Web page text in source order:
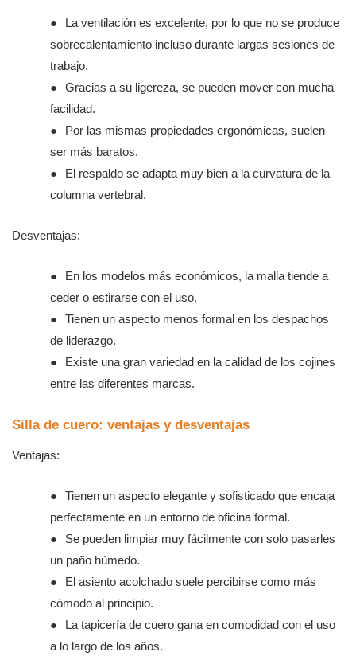
●
La ventilación es excelente, por lo que no se produce
sobrecalentamiento incluso durante largas sesiones de
trabajo.
●
Gracias a su ligereza, se pueden mover con mucha
facilidad.
●
Por las mismas propiedades ergonómicas, suelen
ser más baratos.
●
El respaldo se adapta muy bien a la curvatura de la
columna vertebral.
Desventajas:
●
En los modelos más económicos, la malla tiende a
ceder o estirarse con el uso.
●
Tienen un aspecto menos formal en los despachos
de liderazgo.
●
Existe una gran variedad en la calidad de los cojines
entre las diferentes marcas.
Silla de cuero: ventajas y desventajas
Ventajas:
●
Tienen un aspecto elegante y sofisticado que encaja
perfectamente en un entorno de oficina formal.
●
Se pueden limpiar muy fácilmente con solo pasarles
un paño húmedo.
●
El asiento acolchado suele percibirse como más
cómodo al principio.
●
La tapicería de cuero gana en comodidad con el uso
a lo largo de los años.